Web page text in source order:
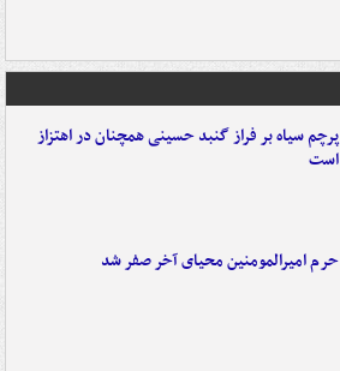
پرچم سیاه بر فراز گنبد حسینی همچنان در اهتزاز
است
حرم امیرالمومنین محیای آخر صفر شد